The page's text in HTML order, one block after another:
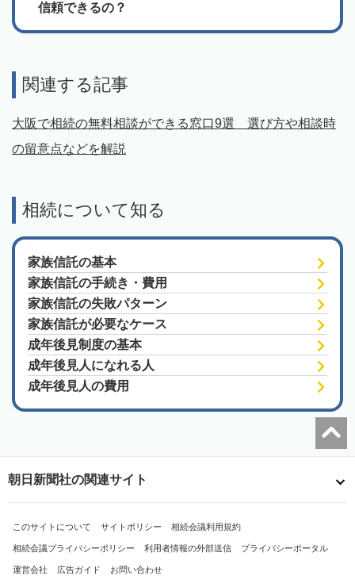
信頼できるの？
関連する記事
大阪で相続の無料相談ができる窓口9選 選び方や相談時
の留意点などを解説
相続について知る
家族信託の基本
家族信託の手続き・費用
家族信託の失敗パターン
家族信託が必要なケース
成年後見制度の基本
成年後見人になれる人
成年後見人の費用
朝日新聞社の関連サイト
このサイトについて サイトポリシー 相続会議利用規約
相続会議プライバシーポリシー 利用者情報の外部送信 プライバシーポータル
運営会社 広告ガイド お問い合わせ